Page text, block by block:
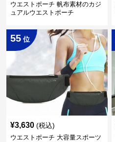
ウエストポーチ 帆布素材のカジ
ュアルウエストポーチ
55 位
¥3,630 (税込)
ウエストポーチ 大容量スポーツ